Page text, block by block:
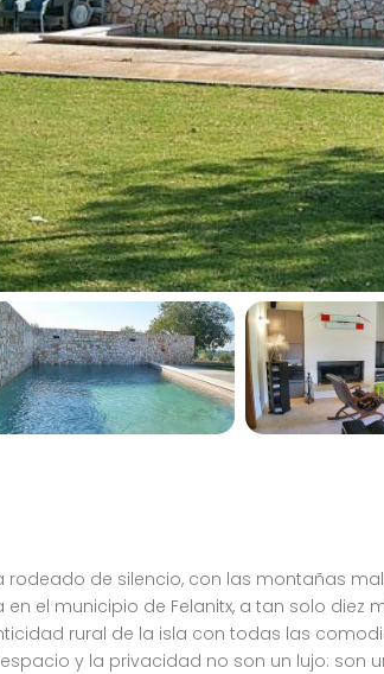
de silencio, con las montañas
el municipio de Felanitx, a tan solo
rural de la isla con todas las
y la privacidad no son un lujo: son